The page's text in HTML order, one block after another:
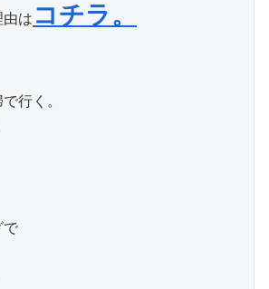
は コチラ。
行く。
で